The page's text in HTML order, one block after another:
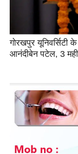
गोरखपुर यूनिवर्सिटी
आनंदीबेन पटेल, 3